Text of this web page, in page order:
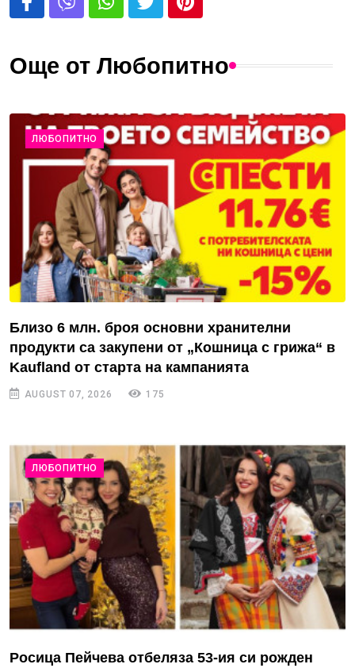
Още от Любопитно
ЛЮБОПИТНО
Близо 6 млн. броя основни хранителни
продукти са закупени от „Кошница с грижа“ в
Kaufland от старта на кампанията
AUGUST 07, 2026 175
ЛЮБОПИТНО
Росица Пейчева отбеляза 53-ия си рожден